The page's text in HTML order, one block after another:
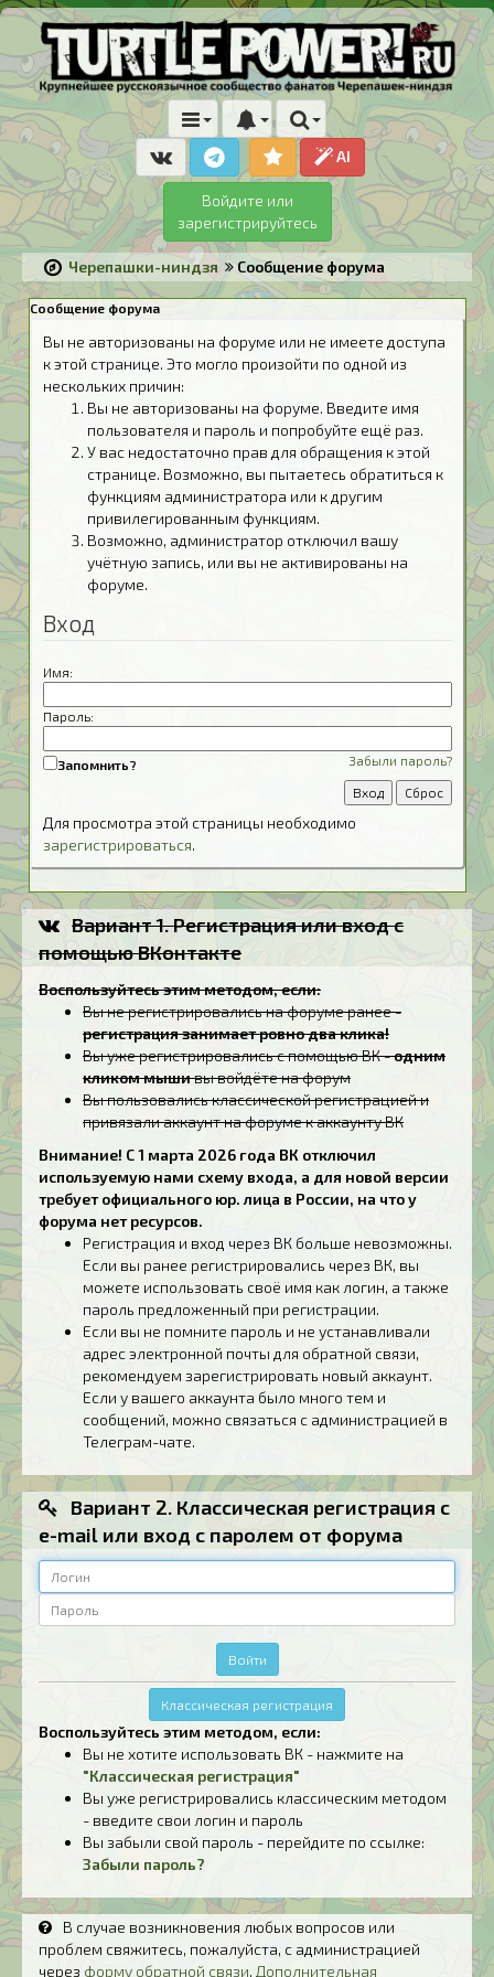
AI
Войдите или
зарегистрируйтесь
Черепашки-ниндзя Сообщение форума
Сообщение форума
Вы не авторизованы на форуме или не имеете доступа
к этой странице. Это могло произойти по одной из
нескольких причин:
Вы не авторизованы на форуме. Введите имя
пользователя и пароль и попробуйте ещё раз.
У вас недостаточно прав для обращения к этой
странице. Возможно, вы пытаетесь обратиться к
функциям администратора или к другим
привилегированным функциям.
Возможно, администратор отключил вашу
учётную запись, или вы не активированы на
форуме.
Вход
Имя:
Пароль:
Забыли пароль?
Запомнить?
Для просмотра этой страницы необходимо
зарегистрироваться.
Вариант 1. Регистрация или вход с
помощью ВКонтакте
Воспользуйтесь этим методом, если:
Вы не регистрировались на форуме ранее -
регистрация занимает ровно два клика!
Вы уже регистрировались с помощью ВК -одним
кликом мышивы войдёте на форум
Вы пользовались классической регистрацией и
привязали аккаунт на форуме к аккаунту ВК
Внимание! С 1 марта 2026 года ВК отключил
используемую нами схему входа, а для новой версии
требует официального юр. лица в России, на что у
форума нет ресурсов.
Регистрация и вход через ВК больше невозможны.
Если вы ранее регистрировались через ВК, вы
можете использовать своё имя как логин, а также
пароль предложенный при регистрации.
Если вы не помните пароль и не устанавливали
адрес электронной почты для обратной связи,
рекомендуем зарегистрировать новый аккаунт.
Если у вашего аккаунта было много тем и
сообщений, можно связаться с администрацией в
Телеграм-чате.
Вариант 2. Классическая регистрация с
e-mail или вход с паролем от форума
Войти
Классическая регистрация
Воспользуйтесь этим методом, если:
Вы не хотите использовать ВК - нажмите на
"Классическая регистрация"
Вы уже регистрировались классическим методом
- введите свои логин и пароль
Вы забыли свой пароль - перейдите по ссылке:
Забыли пароль?
В случае возникновения любых вопросов или
проблем свяжитесь, пожалуйста, с администрацией
через форму обратной связи. Дополнительная